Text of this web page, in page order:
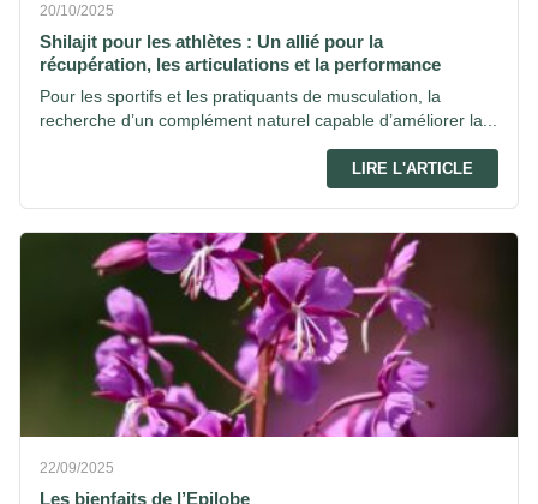
20/10/2025
Shilajit pour les athlètes : Un allié pour la
récupération, les articulations et la performance
Pour les sportifs et les pratiquants de musculation, la
recherche d’un complément naturel capable d’améliorer la...
LIRE L'ARTICLE
22/09/2025
Les bienfaits de l’Epilobe